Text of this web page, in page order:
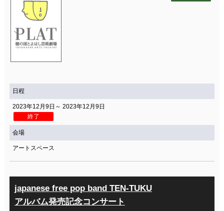
日程
2023年12月9日～ 2023年12月9日
終了
会場
アートスペース
japanese free pop band TEN-TUKU
アルバム発売記念コンサート